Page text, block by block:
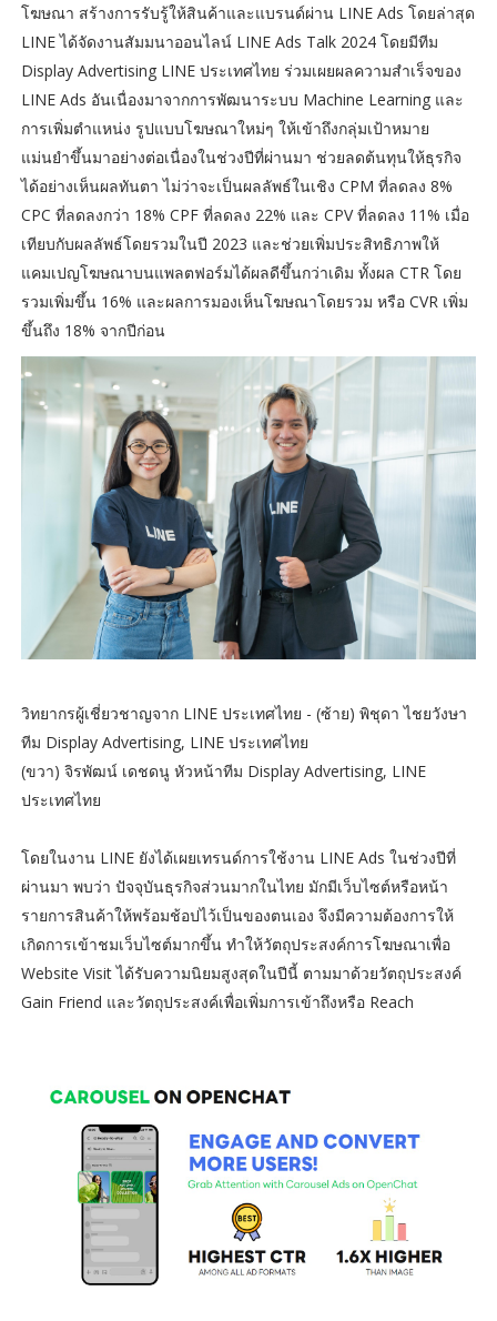
โฆษณา สร้างการรับรู้ให้สินค้าและแบรนด์ผ่าน LINE Ads โดยล่าสุด
LINE ได้จัดงานสัมมนาออนไลน์ LINE Ads Talk 2024 โดยมีทีม
Display Advertising LINE ประเทศไทย ร่วมเผยผลความสำเร็จของ
LINE Ads อันเนื่องมาจากการพัฒนาระบบ Machine Learning และ
การเพิ่มตำแหน่ง รูปแบบโฆษณาใหม่ๆ ให้เข้าถึงกลุ่มเป้าหมาย
แม่นยำขึ้นมาอย่างต่อเนื่องในช่วงปีที่ผ่านมา ช่วยลดต้นทุนให้ธุรกิจ
ได้อย่างเห็นผลทันตา ไม่ว่าจะเป็นผลลัพธ์ในเชิง CPM ที่ลดลง 8%
CPC ที่ลดลงกว่า 18% CPF ที่ลดลง 22% และ CPV ที่ลดลง 11% เมื่อ
เทียบกับผลลัพธ์โดยรวมในปี 2023 และช่วยเพิ่มประสิทธิภาพให้
แคมเปญโฆษณาบนแพลตฟอร์มได้ผลดีขึ้นกว่าเดิม ทั้งผล CTR โดย
รวมเพิ่มขึ้น 16% และผลการมองเห็นโฆษณาโดยรวม หรือ CVR เพิ่ม
ขึ้นถึง 18% จากปีก่อน
วิทยากรผู้เชี่ยวชาญจาก LINE ประเทศไทย - (ซ้าย) พิชุดา ไชยวังษา
ทีม Display Advertising, LINE ประเทศไทย
(ขวา) จิรพัฒน์ เดชดนู หัวหน้าทีม Display Advertising, LINE
ประเทศไทย
โดยในงาน LINE ยังได้เผยเทรนด์การใช้งาน LINE Ads ในช่วงปีที่
ผ่านมา พบว่า ปัจจุบันธุรกิจส่วนมากในไทย มักมีเว็บไซต์หรือหน้า
รายการสินค้าให้พร้อมช้อปไว้เป็นของตนเอง จึงมีความต้องการให้
เกิดการเข้าชมเว็บไซต์มากขึ้น ทำให้วัตถุประสงค์การโฆษณาเพื่อ
Website Visit ได้รับความนิยมสูงสุดในปีนี้ ตามมาด้วยวัตถุประสงค์
Gain Friend และวัตถุประสงค์เพื่อเพิ่มการเข้าถึงหรือ Reach